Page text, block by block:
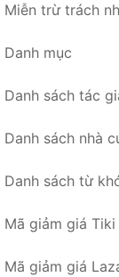
Miễn trừ trách
Danh mục
Danh sách tác
Danh sách nhà
Danh sách từ
Mã giảm giá Tiki
Mã giảm giá